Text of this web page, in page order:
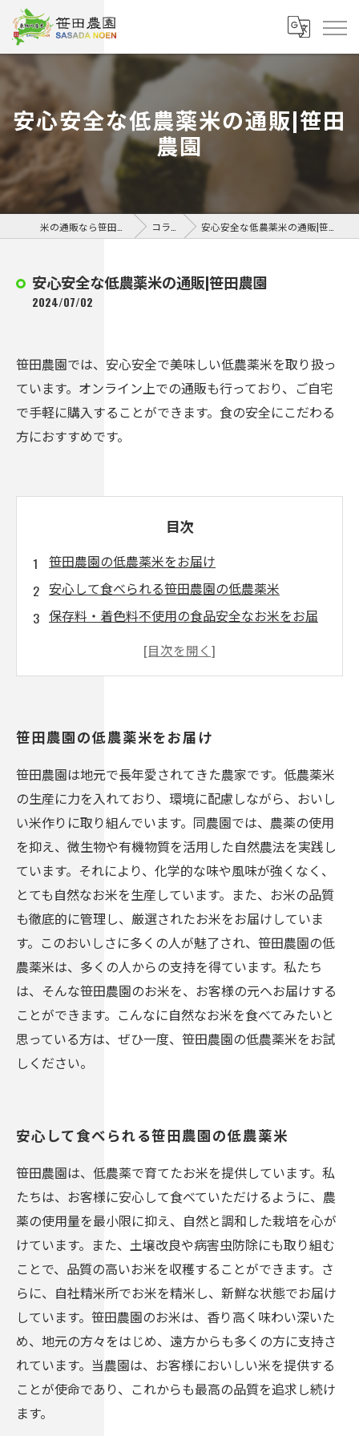
安心安全な低農薬米の通販|笹田
農園
コラム 安心安全な低農薬米の通販|笹田農園
安心安全な低農薬米の通販|笹田農園
2024/07/02
笹田農園では、安心安全で美味しい低農薬米を取り扱っ
ています。オンライン上での通販も行っており、ご自宅
で手軽に購入することができます。食の安全にこだわる
方におすすめです。
目次
笹田農園の低農薬米をお届け
安心して食べられる笹田農園の低農薬米
保存料・着色料不使用の食品安全なお米をお届
笹田農園の低農薬米をお届け
笹田農園は地元で長年愛されてきた農家です。低農薬米
の生産に力を入れており、環境に配慮しながら、おいし
い米作りに取り組んでいます。同農園では、農薬の使用
を抑え、微生物や有機物質を活用した自然農法を実践し
ています。それにより、化学的な味や風味が強くなく、
とても自然なお米を生産しています。また、お米の品質
も徹底的に管理し、厳選されたお米をお届けしていま
す。このおいしさに多くの人が魅了され、笹田農園の低
農薬米は、多くの人からの支持を得ています。私たち
は、そんな笹田農園のお米を、お客様の元へお届けする
ことができます。こんなに自然なお米を食べてみたいと
思っている方は、ぜひ一度、笹田農園の低農薬米をお試
しください。
安心して食べられる笹田農園の低農薬米
笹田農園は、低農薬で育てたお米を提供しています。私
たちは、お客様に安心して食べていただけるように、農
薬の使用量を最小限に抑え、自然と調和した栽培を心が
けています。また、土壌改良や病害虫防除にも取り組む
ことで、品質の高いお米を収穫することができます。さ
らに、自社精米所でお米を精米し、新鮮な状態でお届け
しています。笹田農園のお米は、香り高く味わい深いた
め、地元の方々をはじめ、遠方からも多くの方に支持さ
れています。当農園は、お客様においしい米を提供する
ことが使命であり、これからも最高の品質を追求し続け
ます。